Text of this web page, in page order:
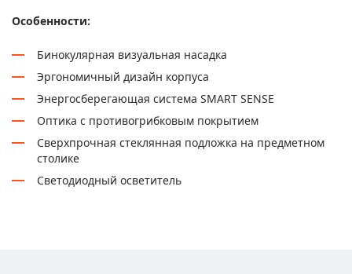
Особенности:
Бинокулярная визуальная насадка
Эргономичный дизайн корпуса
Энергосберегающая система SMART SENSE
Оптика с противогрибковым покрытием
Сверхпрочная стеклянная подложка на предметном
столике
Светодиодный осветитель